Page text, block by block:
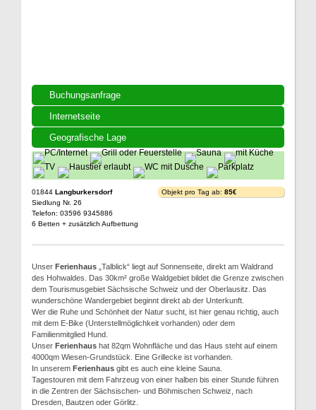
Buchungsanfrage
Internetseite
Geografische Lage
01844 Langburkersdorf
Siedlung Nr. 26
Telefon: 03596 9345886
6 Betten + zusätzlich Aufbettung
Objekt pro Tag ab: 85€
Unser Ferienhaus „Talblick“ liegt auf Sonnenseite, direkt am Waldrand
des Hohwaldes. Das 30km² große Waldgebiet bildet die Grenze zwischen
dem Tourismusgebiet Sächsische Schweiz und der Oberlausitz. Das
wunderschöne Wandergebiet beginnt direkt ab der Unterkunft.
Wer die Ruhe und Schönheit der Natur sucht, ist hier genau richtig, auch
mit dem E-Bike (Unterstellmöglichkeit vorhanden) oder dem
Familienmitglied Hund.
Unser Ferienhaus hat 82qm Wohnfläche und das Haus steht auf einem
4000qm Wiesen-Grundstück. Eine Grillecke ist vorhanden.
In unserem Ferienhaus gibt es auch eine kleine Sauna.
Tagestouren mit dem Fahrzeug von einer halben bis einer Stunde führen
in die Zentren der Sächsischen- und Böhmischen Schweiz, nach
Dresden, Bautzen oder Görlitz.